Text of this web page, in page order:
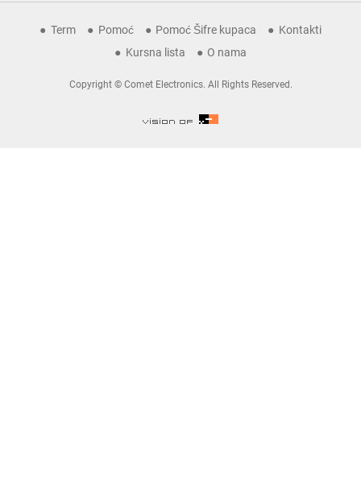
Term Pomoć Pomoć Šifre kupaca
Kontakti
Kursna lista
O nama
Copyright © Comet Electronics. All Rights Reserved.